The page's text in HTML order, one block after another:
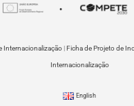
Internacionalização|Ficha de Projeto de
Internacionalização
English